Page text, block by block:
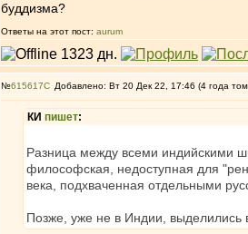
буддизма?
Ответы на этот пост: aurum
№615617 Добавлено: Вт 20 Дек 22, 17:46 (4 года
КИ пишет:
Разница между всеми индийскими
философская, недоступная для
века, подхваченная отдельными
Позже, уже не в Индии, выделились